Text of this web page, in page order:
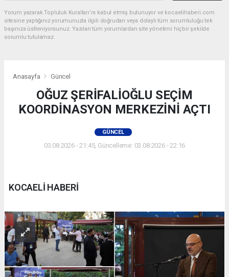
Yorum yazarak Topluluk Kuralları’nı kabul etmiş bulunuyor ve kocaelihaberi.com
sitesine yaptığınız yorumunuzla ilgili doğrudan veya dolaylı tüm sorumluluğu tek
başınıza üstleniyorsunuz. Yazılan tüm yorumlardan site yönetimi hiçbir şekilde
sorumlu tutulamaz.
Anasayfa Güncel
OĞUZ ŞERİFALİOĞLU SEÇİM
KOORDİNASYON MERKEZİNİ AÇTI
GÜNCEL
03.08.2026 - 21:45, Güncelleme: 03.08.2026 - 22:16
KOCAELİ HABERİ